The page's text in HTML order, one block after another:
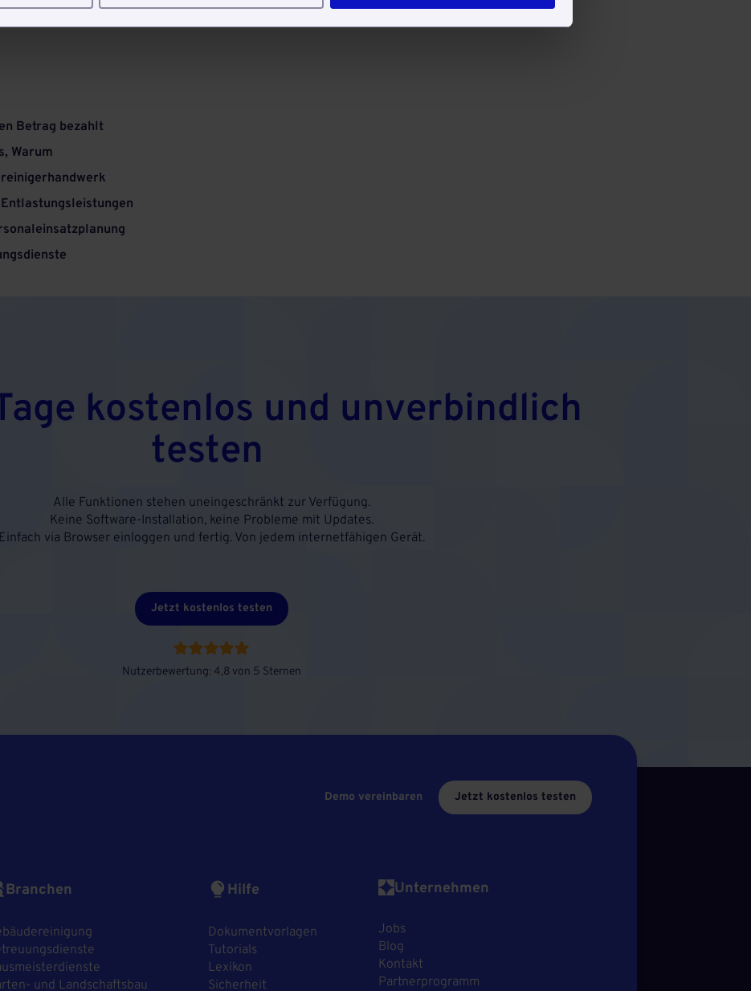
Betrag bezahlt
Warum
kostenlos und unverbindlich
testen
Alle Funktionen stehen uneingeschränkt zur Verfügung.
Keine Software-Installation, keine Probleme mit Updates.
Einfach via Browser einloggen und fertig. Von jedem internetfähigen Gerät.
Jetzt kostenlos testen
Nutzerbewertung: 4,8 von 5 Sternen
Demo vereinbaren Jetzt kostenlos testen
Branchen
und Landschaftsbau
Hilfe
Dokumentvorlagen
Tutorials
Lexikon
Sicherheit
Unternehmen
Jobs
Blog
Kontakt
Partnerprogramm